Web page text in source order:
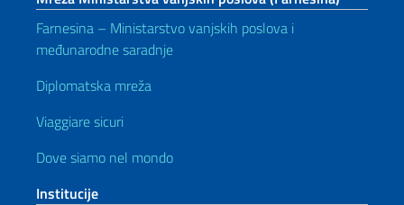
Farnesina – Ministarstvo vanjskih poslova i
međunarodne saradnje
Diplomatska mreža
Viaggiare sicuri
Dove siamo nel mondo
Institucije